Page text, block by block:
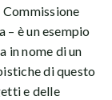
è un esempio
in nome di un
di questo
e delle